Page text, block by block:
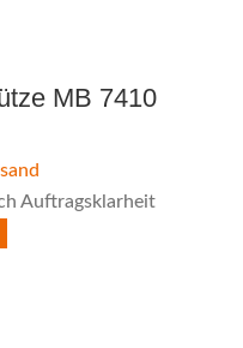
MB 7410
Auftragsklarheit